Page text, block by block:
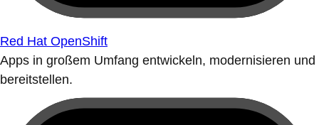
Red Hat OpenShift
Apps in großem Umfang entwickeln, modernisieren und
bereitstellen.